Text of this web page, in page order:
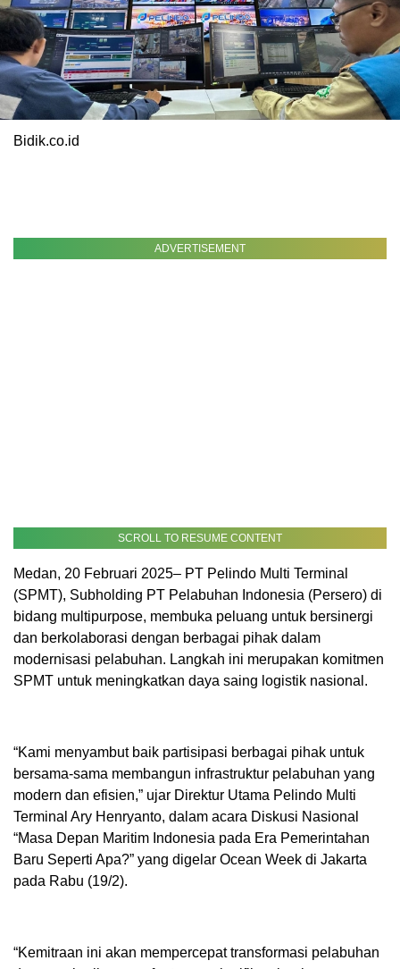
Bidik.co.id
ADVERTISEMENT
SCROLL TO RESUME CONTENT
Medan, 20 Februari 2025– PT Pelindo Multi Terminal
(SPMT), Subholding PT Pelabuhan Indonesia (Persero) di
bidang multipurpose, membuka peluang untuk bersinergi
dan berkolaborasi dengan berbagai pihak dalam
modernisasi pelabuhan. Langkah ini merupakan komitmen
SPMT untuk meningkatkan daya saing logistik nasional.
“Kami menyambut baik partisipasi berbagai pihak untuk
bersama-sama membangun infrastruktur pelabuhan yang
modern dan efisien,” ujar Direktur Utama Pelindo Multi
Terminal Ary Henryanto, dalam acara Diskusi Nasional
“Masa Depan Maritim Indonesia pada Era Pemerintahan
Baru Seperti Apa?” yang digelar Ocean Week di Jakarta
pada Rabu (19/2).
“Kemitraan ini akan mempercepat transformasi pelabuhan